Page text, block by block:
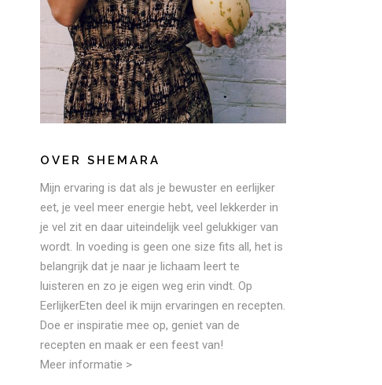
OVER SHEMARA
Mijn ervaring is dat als je bewuster en eerlijker
eet, je veel meer energie hebt, veel lekkerder in
je vel zit en daar uiteindelijk veel gelukkiger van
wordt. In voeding is geen one size fits all, het is
belangrijk dat je naar je lichaam leert te
luisteren en zo je eigen weg erin vindt. Op
EerlijkerEten deel ik mijn ervaringen en recepten.
Doe er inspiratie mee op, geniet van de
recepten en maak er een feest van!
Meer informatie >